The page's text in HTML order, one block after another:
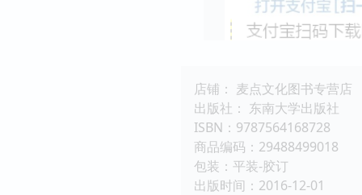
店铺： 麦点文化图书专营店
出版社： 东南大学出版社
ISBN：9787564168728
商品编码：29488499018
包装：平装-胶订
出版时间：2016-12-01